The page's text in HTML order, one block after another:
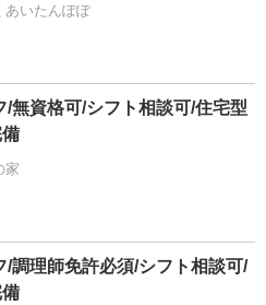
あいたんぽぽ
/無資格可/シフト相談可/住宅型
家
/調理師免許必須/シフト相談可/